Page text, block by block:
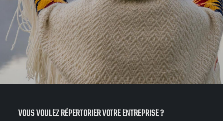
VOUS VOULEZ RÉPERTORIER VOTRE ENTREPRISE ?